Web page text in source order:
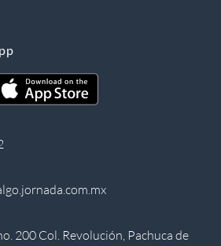
200 Col. Revolución, Pachuca de